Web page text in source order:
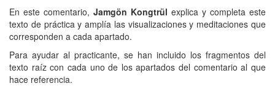
En este comentario, Jamgön Kongtrül explica y completa este
texto de práctica y amplía las visualizaciones y meditaciones que
corresponden a cada apartado.
Para ayudar al practicante, se han incluido los fragmentos del
texto raíz con cada uno de los apartados del comentario al que
hace referencia.